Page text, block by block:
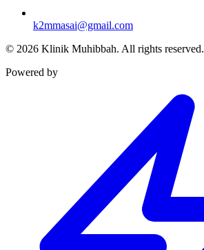
k2mmasai@gmail.com
© 2026 Klinik Muhibbah. All rights reserved.
Powered by